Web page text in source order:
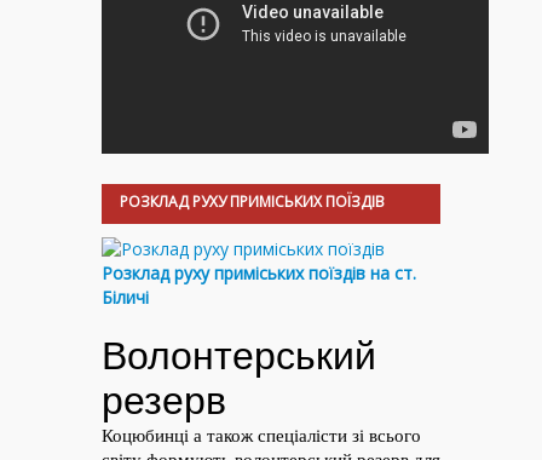
РОЗКЛАД РУХУ ПРИМІСЬКИХ ПОЇЗДІВ
Розклад руху приміських поїздів на ст.
Біличі